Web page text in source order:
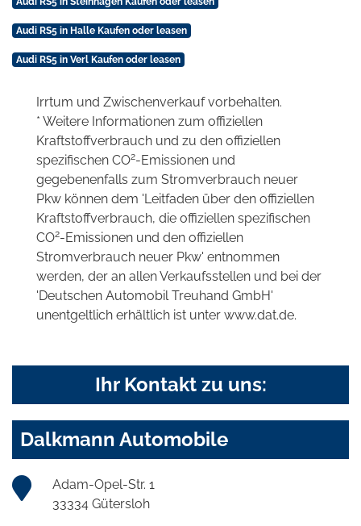
Audi RS5 in Halle Kaufen oder leasen
Audi RS5 in Verl Kaufen oder leasen
Irrtum und Zwischenverkauf vorbehalten.
* Weitere Informationen zum offiziellen
Kraftstoffverbrauch und zu den offiziellen
spezifischen CO2-Emissionen und
gegebenenfalls zum Stromverbrauch neuer
Pkw können dem 'Leitfaden über den offiziellen
Kraftstoffverbrauch, die offiziellen spezifischen
CO2-Emissionen und den offiziellen
Stromverbrauch neuer Pkw' entnommen
werden, der an allen Verkaufsstellen und bei der
'Deutschen Automobil Treuhand GmbH'
unentgeltlich erhältlich ist unter www.dat.de.
Ihr Kontakt zu uns:
Dalkmann Automobile
Adam-Opel-Str. 1
33334 Gütersloh